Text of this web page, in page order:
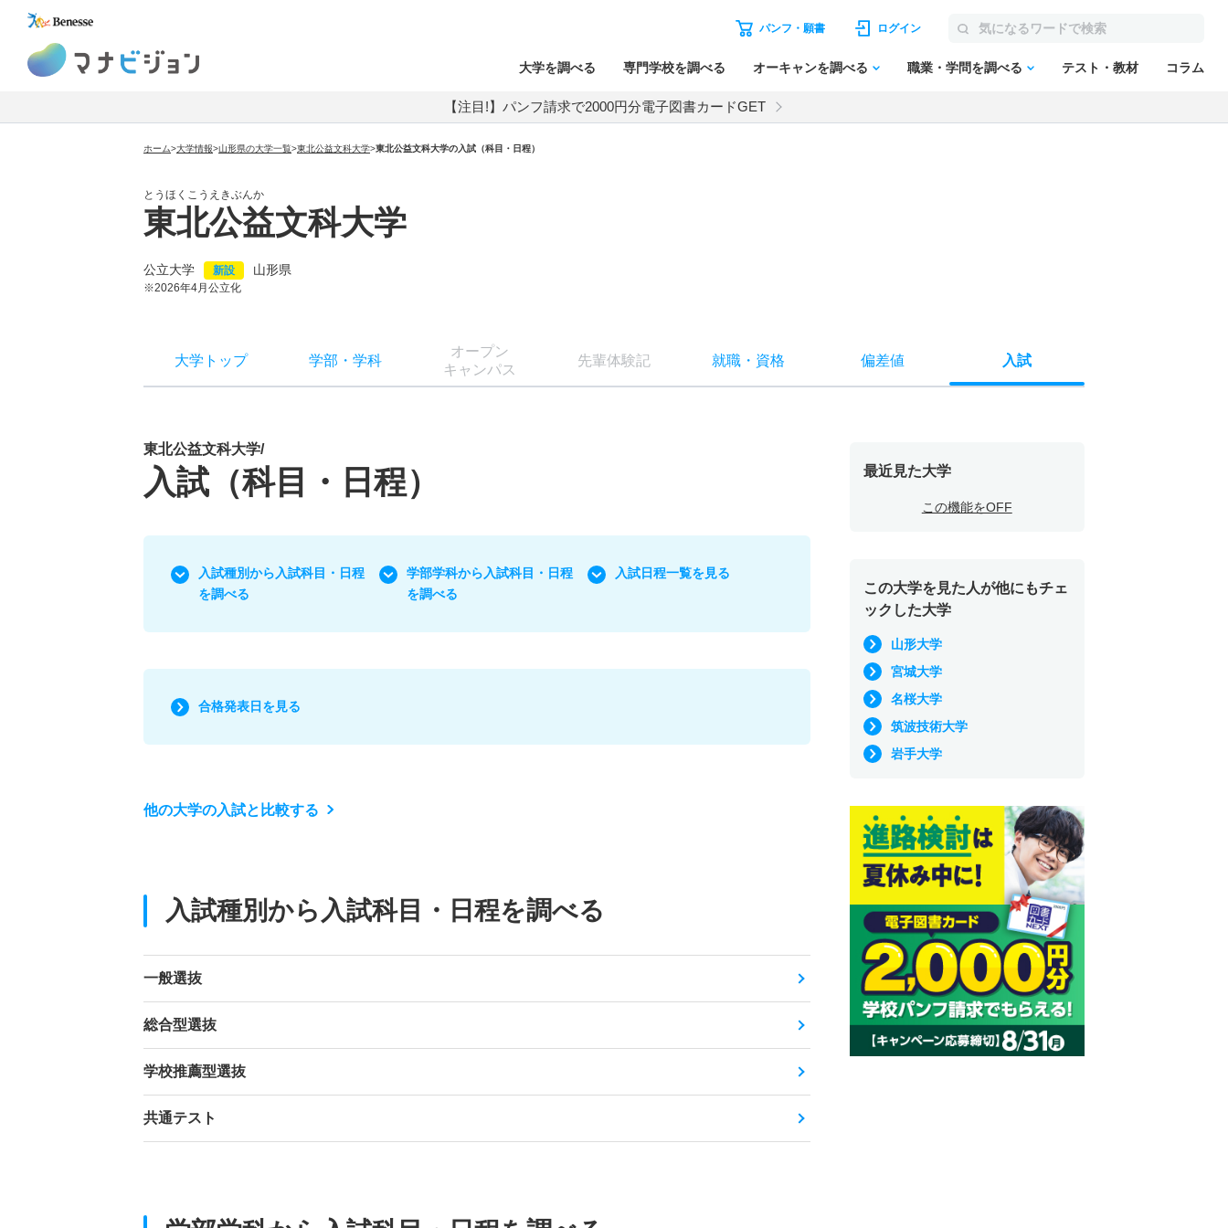
パンフ・願書 ログイン
大学を調べる 専門学校を調べる オーキャンを調べる 職業・学問を調べる テスト・教材 コラム
【注目!】パンフ請求で2000円分電子図書カードGET
ホーム>大学情報>山形県の大学一覧>東北公益文科大学>東北公益文科大学の入試（科目・日程）
とうほくこうえきぶんか
東北公益文科大学
公立大学 新設 山形県
※2026年4月公立化
大学トップ 学部 ・ 学科
オープン
キャンパス
先輩体験記 就職・ 資格 偏差値 入試
東北公益文科大学/
入試（科目・日程）
入試種別から入試科目・日程
を調べる
学部学科から入試科目・日程
を調べる
入試日程一覧を見る
合格発表日を見る
他の大学の入試と比較する
入試種別から入試科目・日程を調べる
一般選抜
総合型選抜
学校推薦型選抜
共通テスト
最近見た大学
この機能をOFF
この大学を見た人が他にもチェ
ックした大学
山形大学
宮城大学
名桜大学
筑波技術大学
岩手大学